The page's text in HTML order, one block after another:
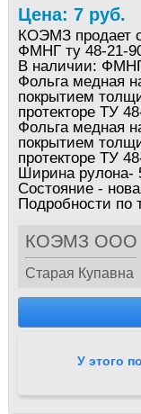
Цена: 7 руб.
КОЭМЗ продает
ФМНГ ту 48-21-
В наличии:
Фольга медная
покрытием
протекторе ТУ
Фольга медная
покрытием
протекторе ТУ
Ширина рулона-
Состояние -
Подробности по
КОЭМЗ ООО
Старая Купавна
У этого